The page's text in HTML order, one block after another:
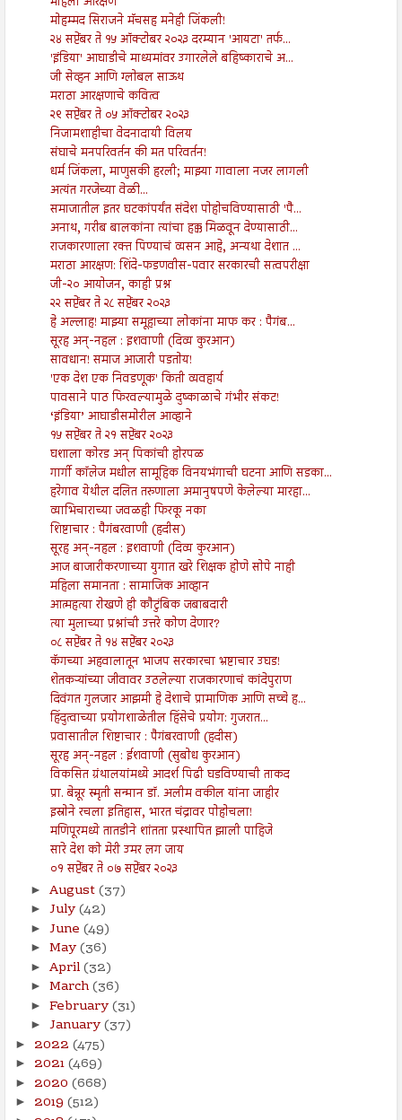
मोहम्मद सिराजने मॅचसह मनेही जिंकली!
२४ सप्टेंबर ते १५ ऑक्टोबर २०२३ दरम्यान 'आयटा' तर्फ...
'इंडिया' आघाडीचे माध्यमांवर उगारलेले बहिष्काराचे अ...
जी सेव्हन आणि ग्लोबल साऊथ
मराठा आरक्षणाचे कवित्व
२९ सप्टेंबर ते ०५ ऑक्टोबर २०२३
निजामशाहीचा वेदनादायी विलय
संघाचे मनपरिवर्तन की मत परिवर्तन!
धर्म जिंकला, माणुसकी हरली; माझ्या गावाला नजर लागली
अत्यंत गरजेच्या वेळी...
समाजातील इतर घटकांपर्यंत संदेश पोहोचविण्यासाठी 'पै...
अनाथ, गरीब बालकांना त्यांचा हक्क मिळवून देण्यासाठी...
राजकारणाला रक्त पिण्याचं व्यसन आहे, अन्यथा देशात ...
मराठा आरक्षण: शिंदे-फडणवीस-पवार सरकारची सत्वपरीक्षा
जी-२० आयोजन, काही प्रश्न
२२ सप्टेंबर ते २८ सप्टेंबर २०२३
हे अल्लाह! माझ्या समूहाच्या लोकांना माफ कर : पैगंब...
सूरह अन्-नहल : इशवाणी (दिव्य कुरआन)
सावधान! समाज आजारी पडतोय!
'एक देश एक निवडणूक' किती व्यवहार्य
पावसाने पाठ फिरवल्यामुळे दुष्काळाचे गंभीर संकट!
‘इंडिया’ आघाडीसमोरील आव्हाने
१५ सप्टेंबर ते २१ सप्टेंबर २०२३
घशाला कोरड अन् पिकांची होरपळ
गार्गी कॉलेज मधील सामूहिक विनयभंगाची घटना आणि सडका...
हरेगाव येथील दलित तरुणाला अमानुषपणे केलेल्या मारहा...
व्याभिचाराच्या जवळही फिरकू नका
शिष्टाचार : पैगंबरवाणी (हदीस)
सूरह अन्-नहल : इशवाणी (दिव्य कुरआन)
आज बाजारीकरणाच्या युगात खरे शिक्षक होणे सोपे नाही
महिला समानता : सामाजिक आव्हान
आत्महत्या रोखणे ही कौटुंबिक जबाबदारी
त्या मुलाच्या प्रश्नांची उत्तरे कोण देणार?
०८ सप्टेंबर ते १४ सप्टेंबर २०२३
कॅगच्या अहवालातून भाजप सरकारचा भ्रष्टाचार उघड!
शेतकऱ्यांच्या जीवावर उठलेल्या राजकारणाचं कांदेपुराण
दिवंगत गुलजार आझमी हे देशाचे प्रामाणिक आणि सच्चे ह...
हिंदुत्वाच्या प्रयोगशाळेतील हिंसेचे प्रयोग: गुजरात...
प्रवासातील शिष्टाचार : पैगंबरवाणी (हदीस)
सूरह अन्-नहल : ईशवाणी (सुबोध कुरआन)
विकसित ग्रंथालयांमध्ये आदर्श पिढी घडविण्याची ताकद
प्रा. बेन्नूर स्मृती सन्मान डॉ. अलीम वकील यांना जाहीर
इस्रोने रचला इतिहास, भारत चंद्रावर पोहोचला!
मणिपूरमध्ये तातडीने शांतता प्रस्थापित झाली पाहिजे
सारे देश को मेरी उमर लग जाय
०१ सप्टेंबर ते ०७ सप्टेंबर २०२३
► August(37)
► July(42)
► June (49)
► May(36)
► April(32)
► March(36)
► February(31)
► January(37)
► 2022 (475)
► 2021(469)
► 2020 (668)
► 2019 (512)